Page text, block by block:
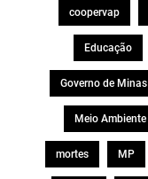
coopervap
Educação
Governo de Minas
Meio Ambiente
mortes MP